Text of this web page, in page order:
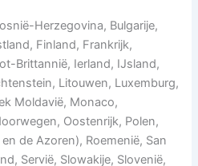
Herzegovina, Bulgarije,
Finland, Frankrijk,
Brittannië, Ierland, IJsland,
Litouwen, Luxemburg,
Moldavië, Monaco,
Oostenrijk, Polen,
de Azoren), Roemenië, San
Servië, Slowakije, Slovenië,